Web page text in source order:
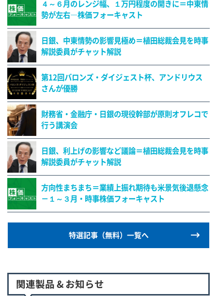
４～６月のレンジ幅、１万円程度の開きに＝中東情
勢が左右―株価フォーキャスト
日銀、中東情勢の影響見極め＝植田総裁会見を時事
解説委員がチャット解説
第12回バロンズ・ダイジェスト杯、アンドリウス
さんが優勝
財務省・金融庁・日銀の現役幹部が原則オフレコで
行う講演会
日銀、利上げの影響など議論＝植田総裁会見を時事
解説委員がチャット解説
方向性まちまち＝業績上振れ期待も米景気後退懸念
－１～３月・時事株価フォーキャスト
特選記事（無料）一覧へ
関連製品 & お知らせ